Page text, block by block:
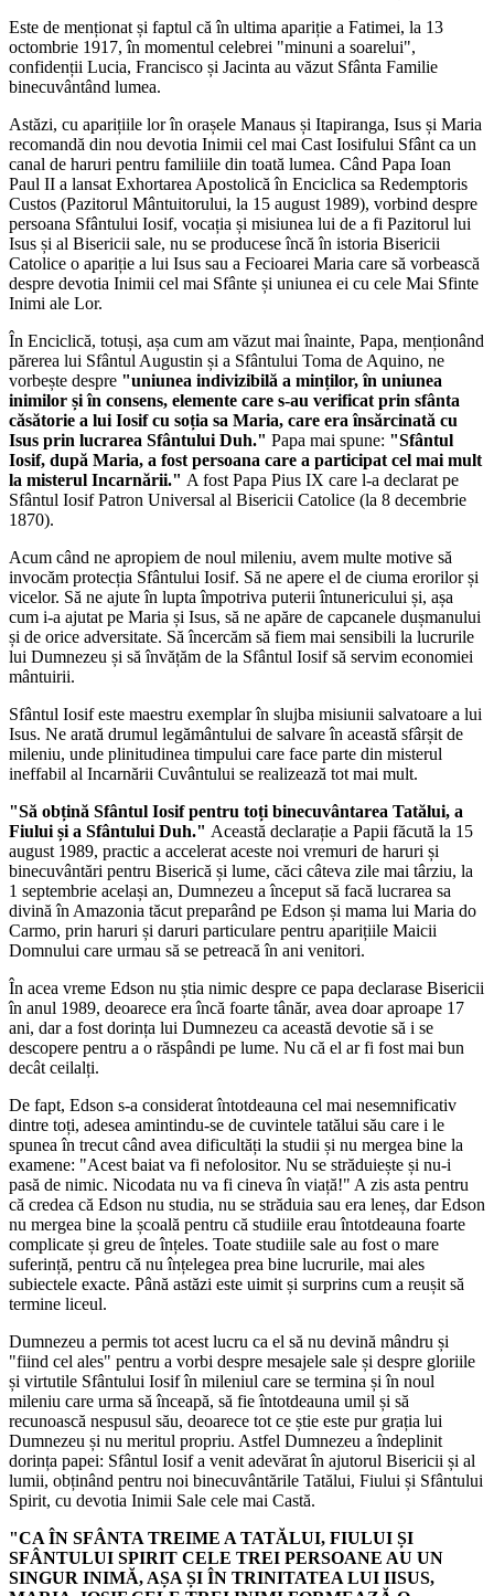
Este de menționat și faptul că în ultima apariție a Fatimei, la 13
octombrie 1917, în momentul celebrei "minuni a soarelui",
confidenții Lucia, Francisco și Jacinta au văzut Sfânta Familie
binecuvântând lumea.
Astăzi, cu aparițiile lor în orașele Manaus și Itapiranga, Isus și Maria
recomandă din nou devotia Inimii cel mai Cast Iosifului Sfânt ca un
canal de haruri pentru familiile din toată lumea. Când Papa Ioan
Paul II a lansat Exhortarea Apostolică în Enciclica sa Redemptoris
Custos (Pazitorul Mântuitorului, la 15 august 1989), vorbind despre
persoana Sfântului Iosif, vocația și misiunea lui de a fi Pazitorul lui
Isus și al Bisericii sale, nu se producese încă în istoria Bisericii
Catolice o apariție a lui Isus sau a Fecioarei Maria care să vorbească
despre devotia Inimii cel mai Sfânte și uniunea ei cu cele Mai Sfinte
Inimi ale Lor.
În Enciclică, totuși, așa cum am văzut mai înainte, Papa, menționând
părerea lui Sfântul Augustin și a Sfântului Toma de Aquino, ne
vorbește despre "uniunea indivizibilă a minților, în uniunea
inimilor și în consens, elemente care s-au verificat prin sfânta
căsătorie a lui Iosif cu soția sa Maria, care era însărcinată cu
Isus prin lucrarea Sfântului Duh." Papa mai spune: "Sfântul
Iosif, după Maria, a fost persoana care a participat cel mai mult
la misterul Incarnării." A fost Papa Pius IX care l-a declarat pe
Sfântul Iosif Patron Universal al Bisericii Catolice (la 8 decembrie
1870).
Acum când ne apropiem de noul mileniu, avem multe motive să
invocăm protecția Sfântului Iosif. Să ne apere el de ciuma erorilor și
vicelor. Să ne ajute în lupta împotriva puterii întunericului și, așa
cum i-a ajutat pe Maria și Isus, să ne apăre de capcanele dușmanului
și de orice adversitate. Să încercăm să fiem mai sensibili la lucrurile
lui Dumnezeu și să învățăm de la Sfântul Iosif să servim economiei
mântuirii.
Sfântul Iosif este maestru exemplar în slujba misiunii salvatoare a lui
Isus. Ne arată drumul legământului de salvare în această sfârșit de
mileniu, unde plinitudinea timpului care face parte din misterul
ineffabil al Incarnării Cuvântului se realizează tot mai mult.
"Să obțină Sfântul Iosif pentru toți binecuvântarea Tatălui, a
Fiului și a Sfântului Duh." Această declarație a Papii făcută la 15
august 1989, practic a accelerat aceste noi vremuri de haruri și
binecuvântări pentru Biserică și lume, căci câteva zile mai târziu, la
1 septembrie același an, Dumnezeu a început să facă lucrarea sa
divină în Amazonia tăcut preparând pe Edson și mama lui Maria do
Carmo, prin haruri și daruri particulare pentru aparițiile Maicii
Domnului care urmau să se petreacă în ani venitori.
În acea vreme Edson nu știa nimic despre ce papa declarase Bisericii
în anul 1989, deoarece era încă foarte tânăr, avea doar aproape 17
ani, dar a fost dorința lui Dumnezeu ca această devotie să i se
descopere pentru a o răspândi pe lume. Nu că el ar fi fost mai bun
decât ceilalți.
De fapt, Edson s-a considerat întotdeauna cel mai nesemnificativ
dintre toți, adesea amintindu-se de cuvintele tatălui său care i le
spunea în trecut când avea dificultăți la studii și nu mergea bine la
examene: "Acest baiat va fi nefolositor. Nu se străduiește și nu-i
pasă de nimic. Nicodata nu va fi cineva în viață!" A zis asta pentru
că credea că Edson nu studia, nu se străduia sau era leneș, dar Edson
nu mergea bine la școală pentru că studiile erau întotdeauna foarte
complicate și greu de înțeles. Toate studiile sale au fost o mare
suferință, pentru că nu înțelegea prea bine lucrurile, mai ales
subiectele exacte. Până astăzi este uimit și surprins cum a reușit să
termine liceul.
Dumnezeu a permis tot acest lucru ca el să nu devină mândru și
"fiind cel ales" pentru a vorbi despre mesajele sale și despre gloriile
și virtutile Sfântului Iosif în mileniul care se termina și în noul
mileniu care urma să înceapă, să fie întotdeauna umil și să
recunoască nespusul său, deoarece tot ce știe este pur grația lui
Dumnezeu și nu meritul propriu. Astfel Dumnezeu a îndeplinit
dorința papei: Sfântul Iosif a venit adevărat în ajutorul Bisericii și al
lumii, obținând pentru noi binecuvântările Tatălui, Fiului și Sfântului
Spirit, cu devotia Inimii Sale cele mai Castă.
"CA ÎN SFÂNTA TREIME A TATĂLUI, FIULUI ȘI
SFÂNTULUI SPIRIT CELE TREI PERSOANE AU UN
SINGUR INIMĂ, AȘA ȘI ÎN TRINITATEA LUI IISUS,